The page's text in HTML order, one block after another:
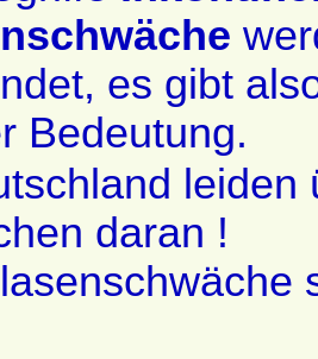
es gibt
Bedeutung.
leiden
daran !